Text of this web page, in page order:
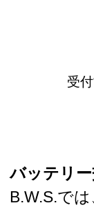
受
バッテリ
B.W.S.で